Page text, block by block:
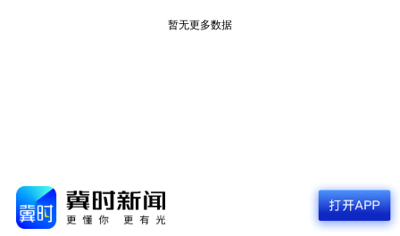
幽远宁静，颇有意境。
暂无更多数据